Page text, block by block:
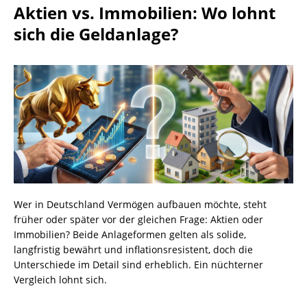
Aktien vs. Immobilien: Wo lohnt
sich die Geldanlage?
Wer in Deutschland Vermögen aufbauen möchte, steht
früher oder später vor der gleichen Frage: Aktien oder
Immobilien? Beide Anlageformen gelten als solide,
langfristig bewährt und inflationsresistent, doch die
Unterschiede im Detail sind erheblich. Ein nüchterner
Vergleich lohnt sich.